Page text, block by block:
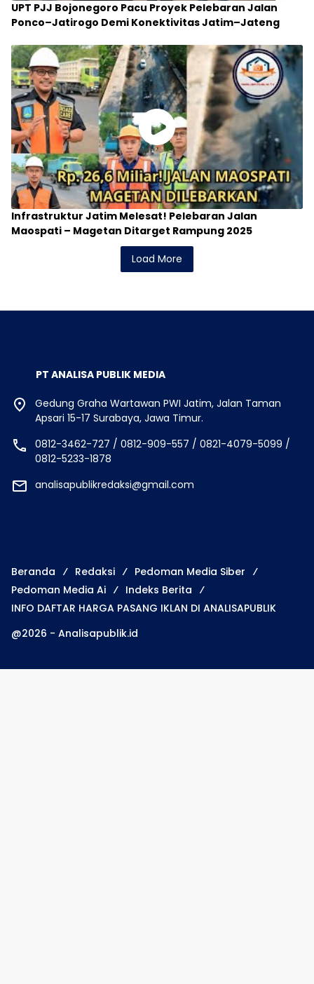
UPT PJJ Bojonegoro Pacu Proyek Pelebaran Jalan
Ponco–Jatirogo Demi Konektivitas Jatim–Jateng
Infrastruktur Jatim Melesat! Pelebaran Jalan
Maospati – Magetan Ditarget Rampung 2025
Load More
PT ANALISA PUBLIK MEDIA
Gedung Graha Wartawan PWI Jatim, Jalan Taman
Apsari 15-17 Surabaya, Jawa Timur.
0812-3462-727 / 0812-909-557 / 0821-4079-5099 /
0812-5233-1878
analisapublikredaksi@gmail.com
Beranda Redaksi
Pedoman Media Siber
Pedoman Media Ai
Indeks Berita
INFO DAFTAR HARGA PASANG IKLAN DI ANALISAPUBLIK
@2026 - Analisapublik.id